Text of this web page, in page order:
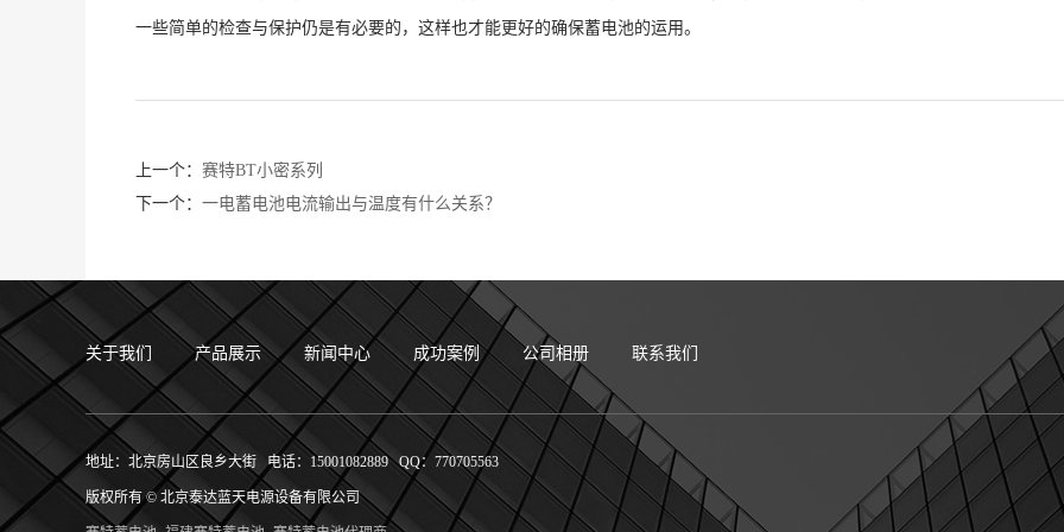
一些简单的检查与保护仍是有必要的，这样也才能更好的确保蓄电池的运用。
上一个： 赛特BT小密系列
下一个： 一电蓄电池电流输出与温度有什么关系？
关于我们 产品展示 新闻中心 成功案例 公司相册 联系我们
地址：北京房山区良乡大街 电话：15001082889 QQ：770705563
版权所有 © 北京泰达蓝天电源设备有限公司